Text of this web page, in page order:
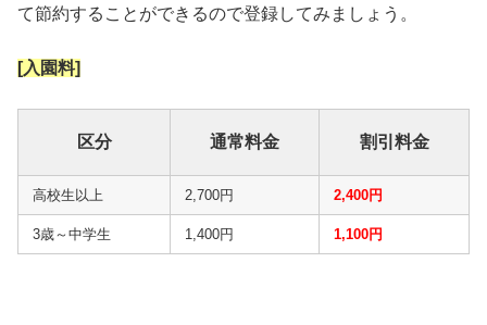
て節約することができるので登録してみましょう。
[入園料]
区分 通常料金 割引料金
高校生以上 2,700円 2,400円
3歳～中学生 1,400円 1,100円